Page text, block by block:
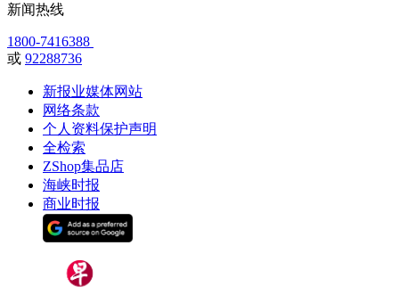
新闻热线
1800-7416388
或 92288736
新报业媒体网站
网络条款
个人资料保护声明
全检索
ZShop集品店
海峡时报
商业时报